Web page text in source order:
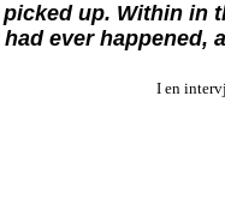
up. Within
ever happened,
intervju